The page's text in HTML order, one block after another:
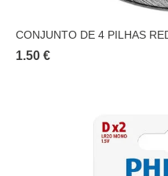
CONJUNTO DE 4 PILHAS
1.50 €